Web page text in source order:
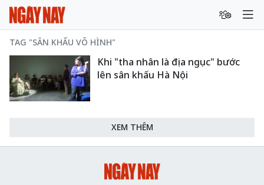
TAG "SÂN KHẤU VÔ HÌNH"
Khi "tha nhân là địa ngục" bước
lên sân khấu Hà Nội
XEM THÊM